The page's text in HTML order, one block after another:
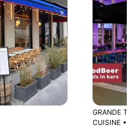
GRANDE
CUISINE•